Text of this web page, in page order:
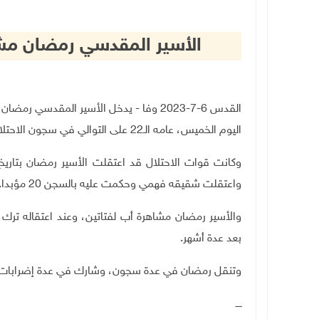
الأسير المقدسي رمضان مشاهرة
اليوم الخميس، عامه الـ22 على التوالي في سجون الاحتلال الإسرائيلي.
واعتقلت شقيقه فهمي وحكمت عليه بالسجن 20 مؤبدا.
والأسير رمضان مشاهرة أب لفتاتين، وعند اعتقاله
بعد عدة أشهر.
وتنقل رمضان في عدة سجون، وشارك في عدة
ــــ